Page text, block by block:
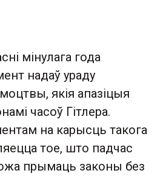
мінулага года
надаў ураду
якія апазіцыя
часоў Гітлера.
на карысць такога
тое, што падчас
прымаць законы без